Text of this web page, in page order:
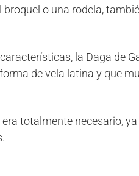
o una rodela,
la Daga de
de vela latina y que
totalmente necesario, ya